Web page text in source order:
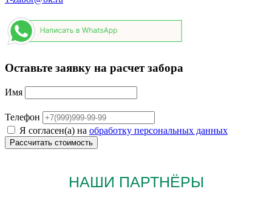
Оставьте заявку на расчет забора
Имя
Телефон
Я согласен(а) на обработку персональных данных
НАШИ ПАРТНЁРЫ